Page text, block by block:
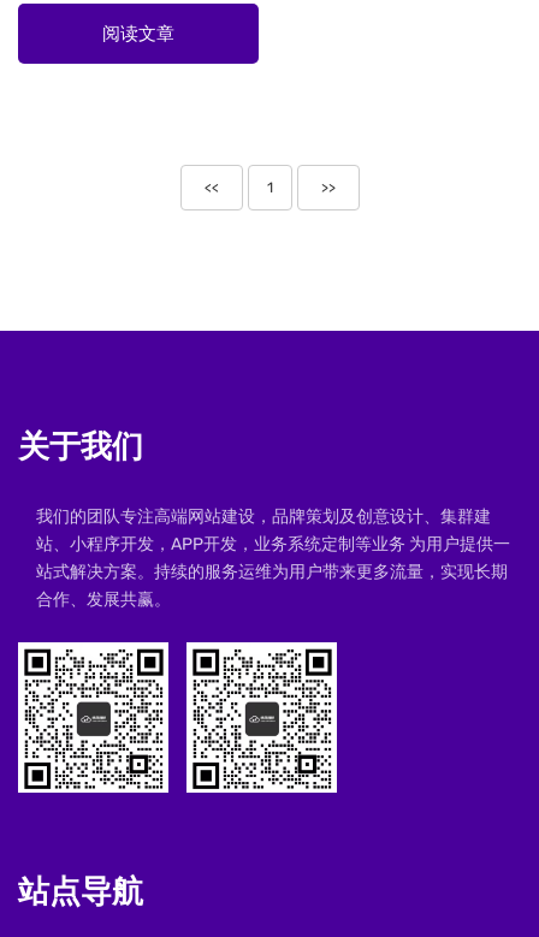
阅读文章
<< 1 >>
关于我们
我们的团队专注高端网站建设，品牌策划及创意设计、集群建
站、小程序开发，APP开发，业务系统定制等业务 为用户提供一
站式解决方案。持续的服务运维为用户带来更多流量，实现长期
合作、发展共赢。
站点导航